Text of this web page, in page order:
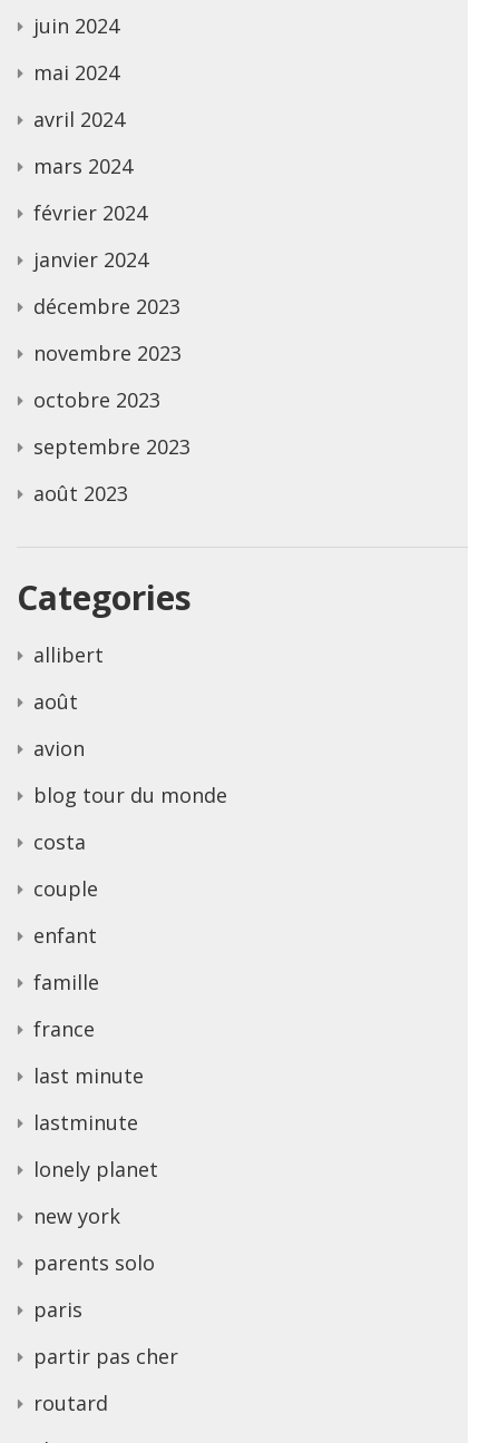
juin 2024
mai 2024
avril 2024
mars 2024
février 2024
janvier 2024
décembre 2023
novembre 2023
octobre 2023
septembre 2023
août 2023
Categories
allibert
août
avion
blog tour du monde
costa
couple
enfant
famille
france
last minute
lastminute
lonely planet
new york
parents solo
paris
partir pas cher
routard